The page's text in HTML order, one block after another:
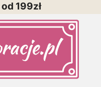
od 199zł